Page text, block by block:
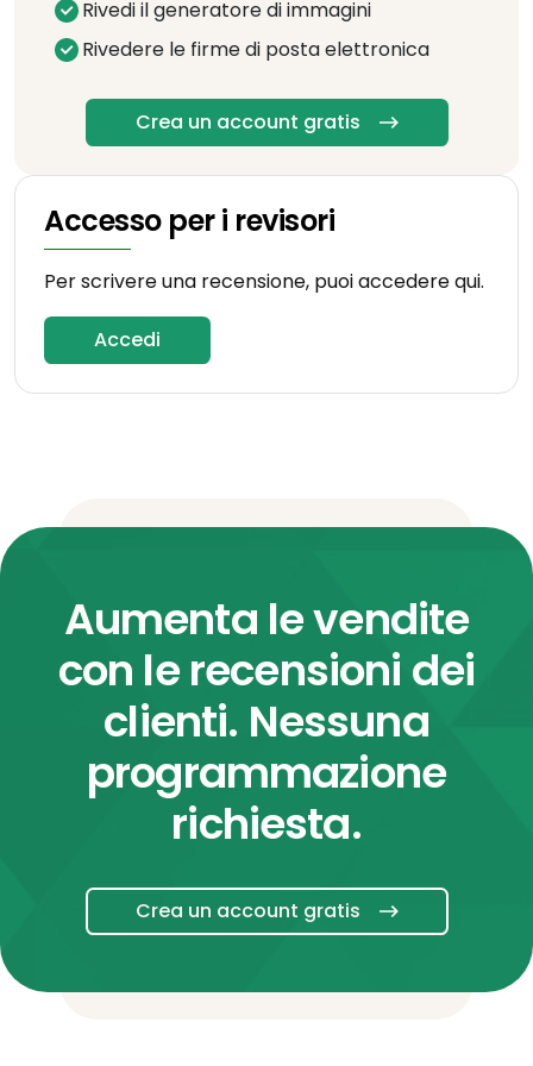
Rivedi il generatore di immagini
Rivedere le firme di posta elettronica
Crea un account gratis
Accesso per i revisori
Per scrivere una recensione, puoi accedere qui.
Accedi
Aumenta le vendite
con le recensioni dei
clienti. Nessuna
programmazione
richiesta.
Crea un account gratis